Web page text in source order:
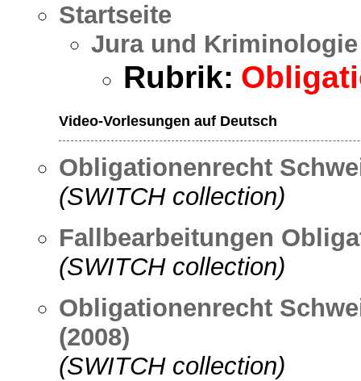
Startseite
Jura und Kriminologie
Rubrik:
Video-Vorlesungen auf Deutsch
Obligationenrecht
(SWITCH collection)
Fallbearbeitungen
(SWITCH collection)
Obligationenrecht
(2008)
(SWITCH collection)